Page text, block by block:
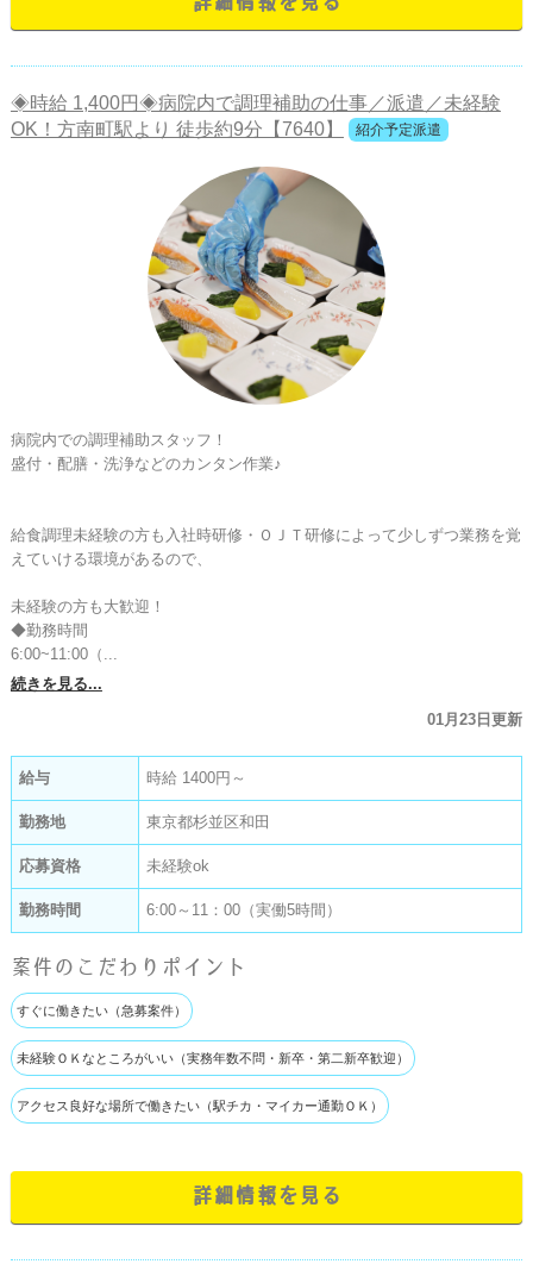
◈時給 1,400円◈病院内で調理補助の仕事／派遣／未経験
OK！方南町駅より 徒歩約9分【7640】
紹介予定派遣
病院内での調理補助スタッフ！
盛付・配膳・洗浄などのカンタン作業♪
給食調理未経験の方も入社時研修・ＯＪＴ研修によって少しずつ業務を覚
えていける環境があるので、
未経験の方も大歓迎！
◆勤務時間
6:00~11:00（...
続きを見る...
01月23日更新
給与 時給 1400円～
勤務地 東京都杉並区和田
応募資格 未経験ok
勤務時間 6:00～11：00（実働5時間）
案件のこだわりポイント
すぐに働きたい（急募案件）
未経験ＯＫなところがいい（実務年数不問・新卒・第二新卒歓迎）
アクセス良好な場所で働きたい（駅チカ・マイカー通勤ＯＫ）
詳細情報を見る